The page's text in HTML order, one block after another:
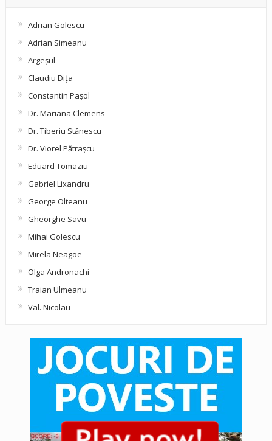
Adrian Golescu
Adrian Simeanu
Argeşul
Claudiu Diţa
Constantin Pașol
Dr. Mariana Clemens
Dr. Tiberiu Stănescu
Dr. Viorel Pătraşcu
Eduard Tomaziu
Gabriel Lixandru
George Olteanu
Gheorghe Savu
Mihai Golescu
Mirela Neagoe
Olga Andronachi
Traian Ulmeanu
Val. Nicolau